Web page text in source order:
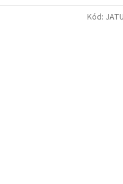
Kód: